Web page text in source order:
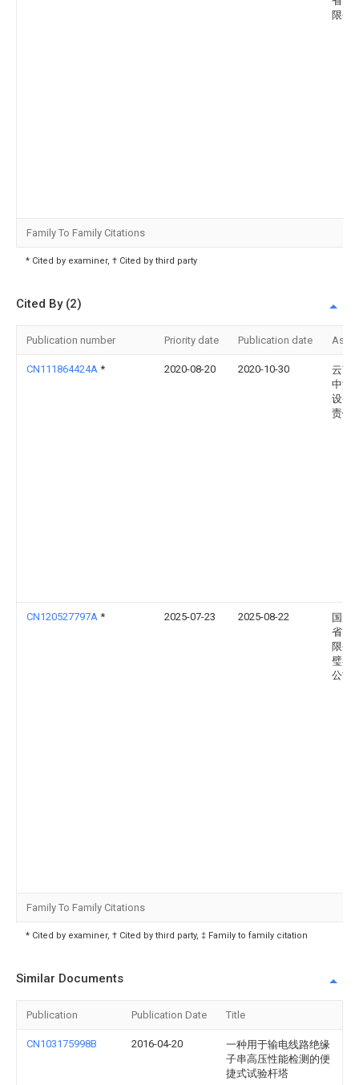
限公
Family To Family Citations
* Cited by examiner, † Cited by third party
Cited By (2)
Publication number Priority date Publication date
CN111864424A * 2020-08-20 2020-10-30
云南
中汇
设备
责任
CN120527797A * 2025-07-23 2025-08-22
国网
省电
限公
璧县
公司
Family To Family Citations
* Cited by examiner, † Cited by third party, ‡ Family to family citation
Similar Documents
Publication Publication Date Title
CN103175998B 2016-04-20
一种用于输电线路绝缘
子串高压性能检测的便
捷式试验杆塔